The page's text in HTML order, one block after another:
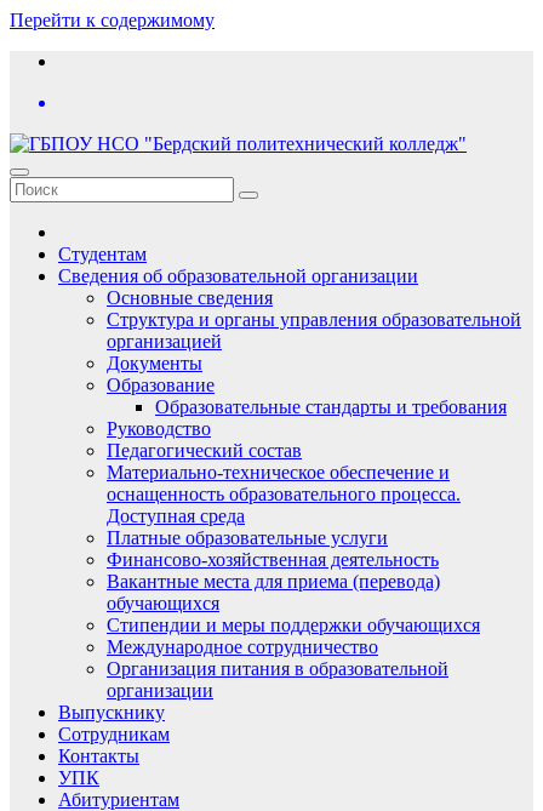
Перейти к содержимому
Студентам
Сведения об образовательной организации
Основные сведения
Структура и органы управления образовательной
организацией
Документы
Образование
Образовательные стандарты и требования
Руководство
Педагогический состав
Материально-техническое обеспечение и
оснащенность образовательного процесса.
Доступная среда
Платные образовательные услуги
Финансово-хозяйственная деятельность
Вакантные места для приема (перевода)
обучающихся
Стипендии и меры поддержки обучающихся
Международное сотрудничество
Организация питания в образовательной
организации
Выпускнику
Сотрудникам
Контакты
УПК
Абитуриентам